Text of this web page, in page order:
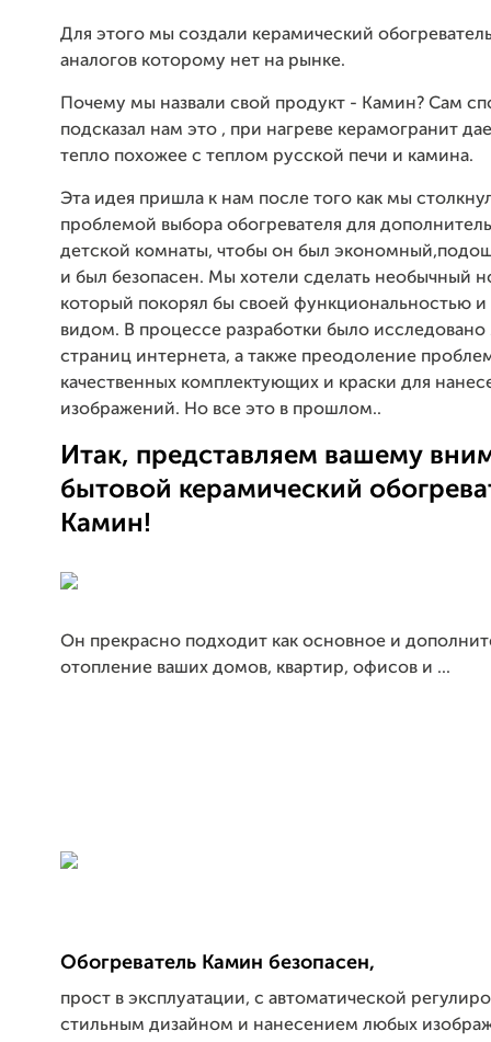
Для этого мы создали керамический
аналогов которому нет на рынке.
Почему мы назвали свой продукт - Камин? Сам
подсказал нам это , при нагреве керамогранит
тепло похожее с теплом русской печи и камина.
Эта идея пришла к нам после того как мы
проблемой выбора обогревателя для
детской комнаты, чтобы он был
и был безопасен. Мы хотели сделать необычный
который покорял бы своей функциональностью и
видом. В процессе разработки было
страниц интернета, а также преодоление
качественных комплектующих и краски для
изображений. Но все это в прошлом..
Итак, представляем вашему
бытовой керамический
Камин!
Он прекрасно подходит как основное и
отопление ваших домов, квартир, офисов и ...
Обогреватель Камин безопасен,
прост в эксплуатации, с автоматической
стильным дизайном и нанесением любых